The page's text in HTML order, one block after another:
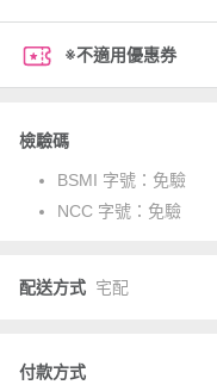
※不適用優惠券
檢驗碼
BSMI 字號： 免驗
NCC 字號： 免驗
配送方式 宅配
付款方式